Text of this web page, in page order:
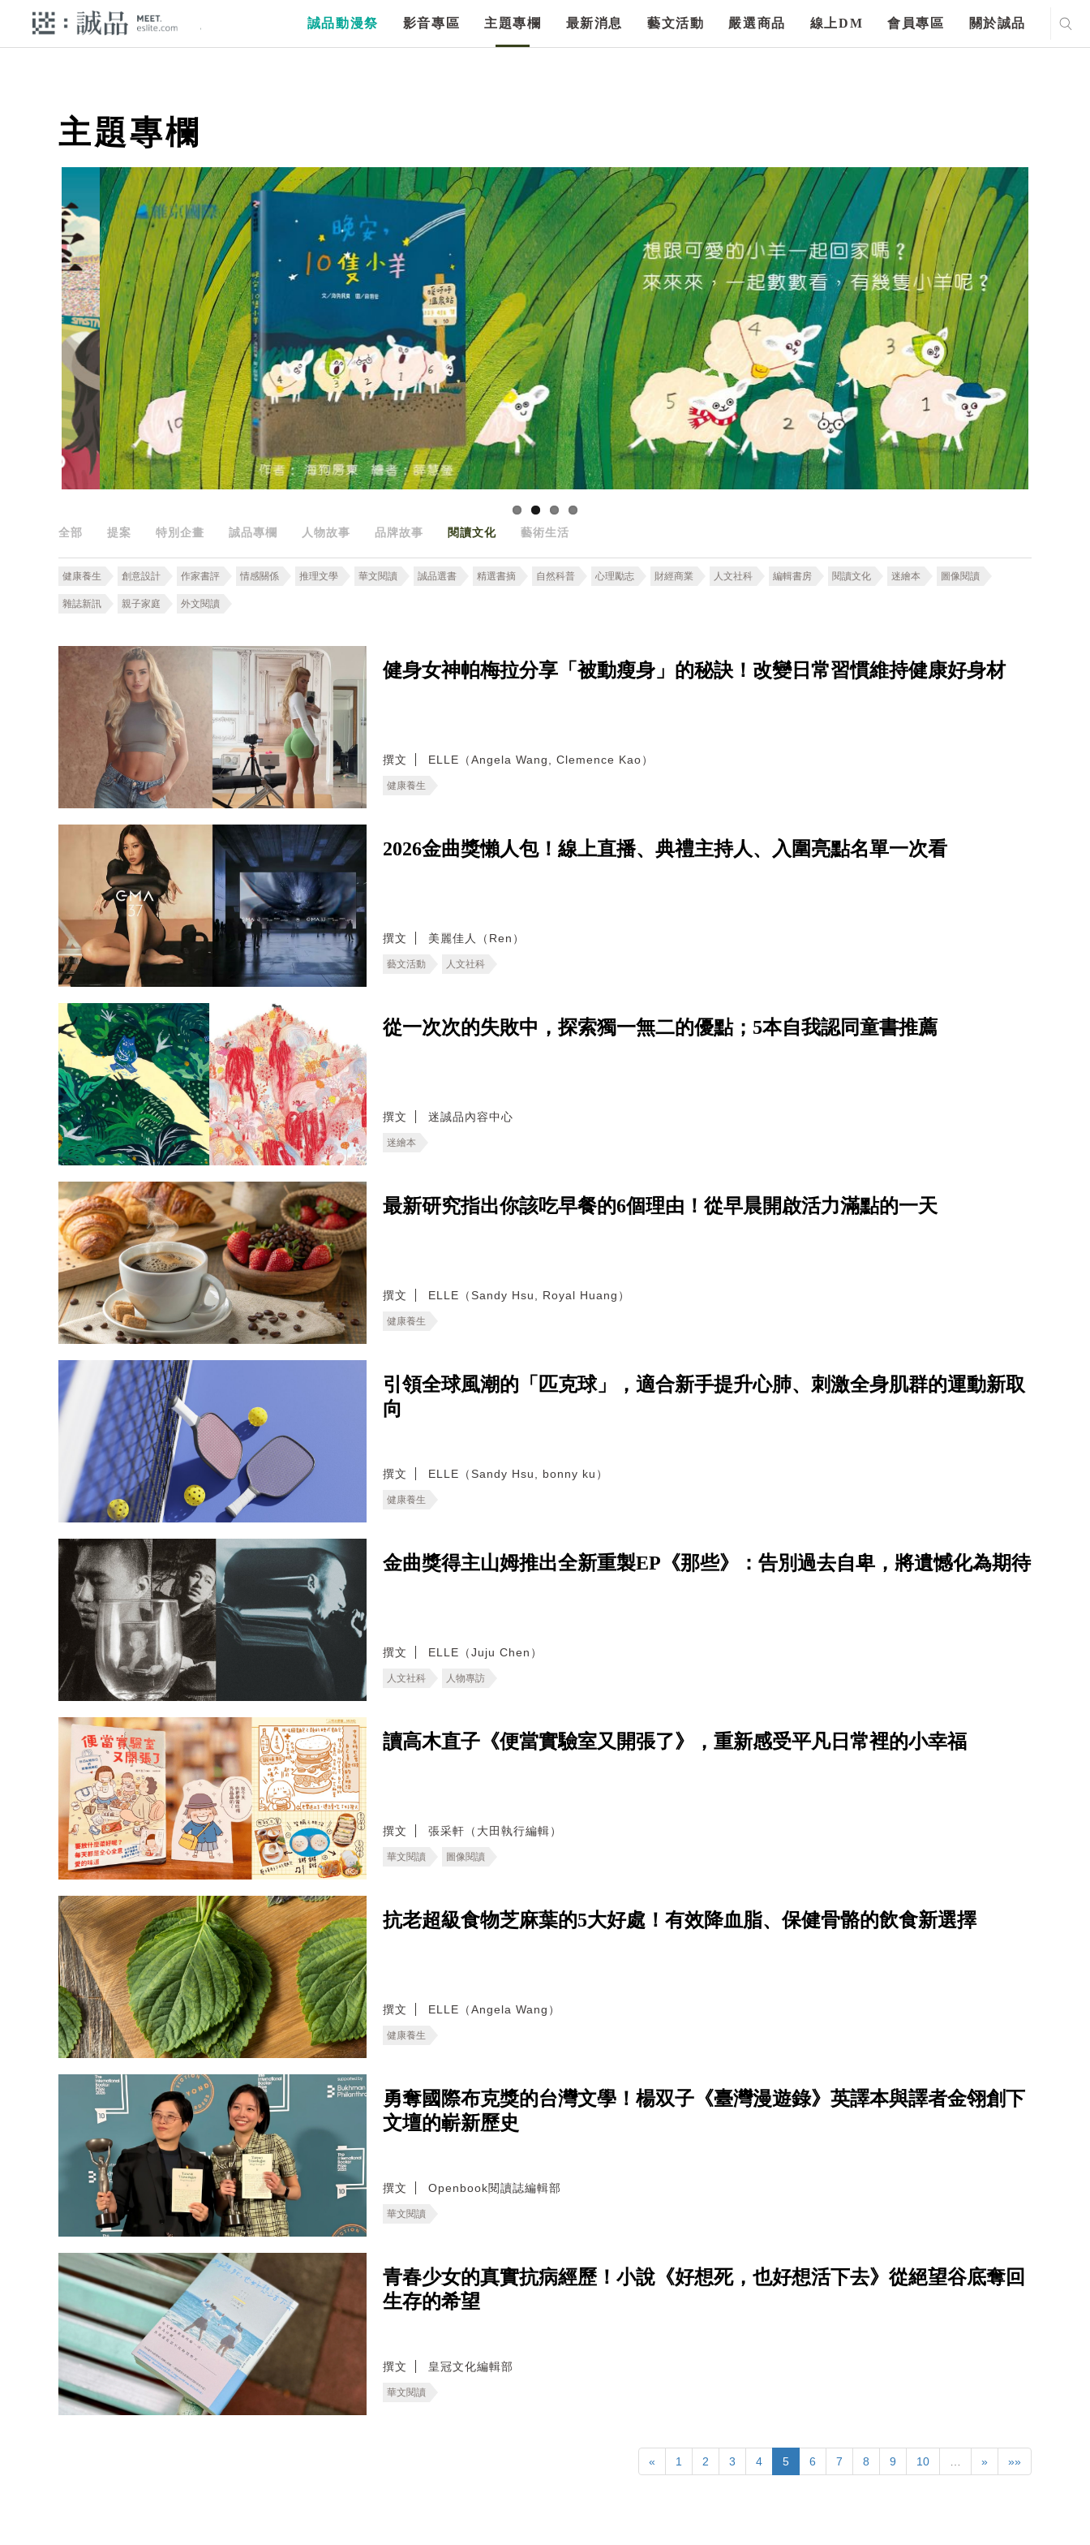
誠品動漫祭 影音專區 主題專欄 最新消息 藝文活動 嚴選商品 線上DM 會員專區 關於誠品
主題專欄
全部 提案 特別企畫 誠品專欄 人物故事 品牌故事 閱讀文化 藝術生活
健康養生 創意設計 作家書評 情感關係 推理文學 華文閱讀 誠品選書 精選書摘 自然科普 心理勵志 財經商業 人文社科 編輯書房 閱讀文化 迷繪本 圖像閱讀
雜誌新訊 親子家庭 外文閱讀
健身女神帕梅拉分享「被動瘦身」的秘訣！改變日常習慣維持健康好身材
撰文 ELLE（Angela Wang, Clemence Kao）
健康養生
2026金曲獎懶人包！線上直播、典禮主持人、入圍亮點名單一次看
撰文 美麗佳人（Ren）
藝文活動 人文社科
從一次次的失敗中，探索獨一無二的優點；5本自我認同童書推薦
撰文 迷誠品內容中心
迷繪本
最新研究指出你該吃早餐的6個理由！從早晨開啟活力滿點的一天
撰文 ELLE（Sandy Hsu, Royal Huang）
健康養生
引領全球風潮的「匹克球」，適合新手提升心肺、刺激全身肌群的運動新取
向
撰文 ELLE（Sandy Hsu, bonny ku）
健康養生
金曲獎得主山姆推出全新重製EP《那些》：告別過去自卑，將遺憾化為期待
撰文 ELLE（Juju Chen）
人文社科 人物專訪
讀高木直子《便當實驗室又開張了》，重新感受平凡日常裡的小幸福
撰文 張采軒（大田執行編輯）
華文閱讀 圖像閱讀
抗老超級食物芝麻葉的5大好處！有效降血脂、保健骨骼的飲食新選擇
撰文 ELLE（Angela Wang）
健康養生
勇奪國際布克獎的台灣文學！楊双子《臺灣漫遊錄》英譯本與譯者金翎創下
文壇的嶄新歷史
撰文 Openbook閱讀誌編輯部
華文閱讀
青春少女的真實抗病經歷！小說《好想死，也好想活下去》從絕望谷底奪回
生存的希望
撰文 皇冠文化編輯部
華文閱讀
« 1 2 3 4 5 6 7 8 9 10 … » »»